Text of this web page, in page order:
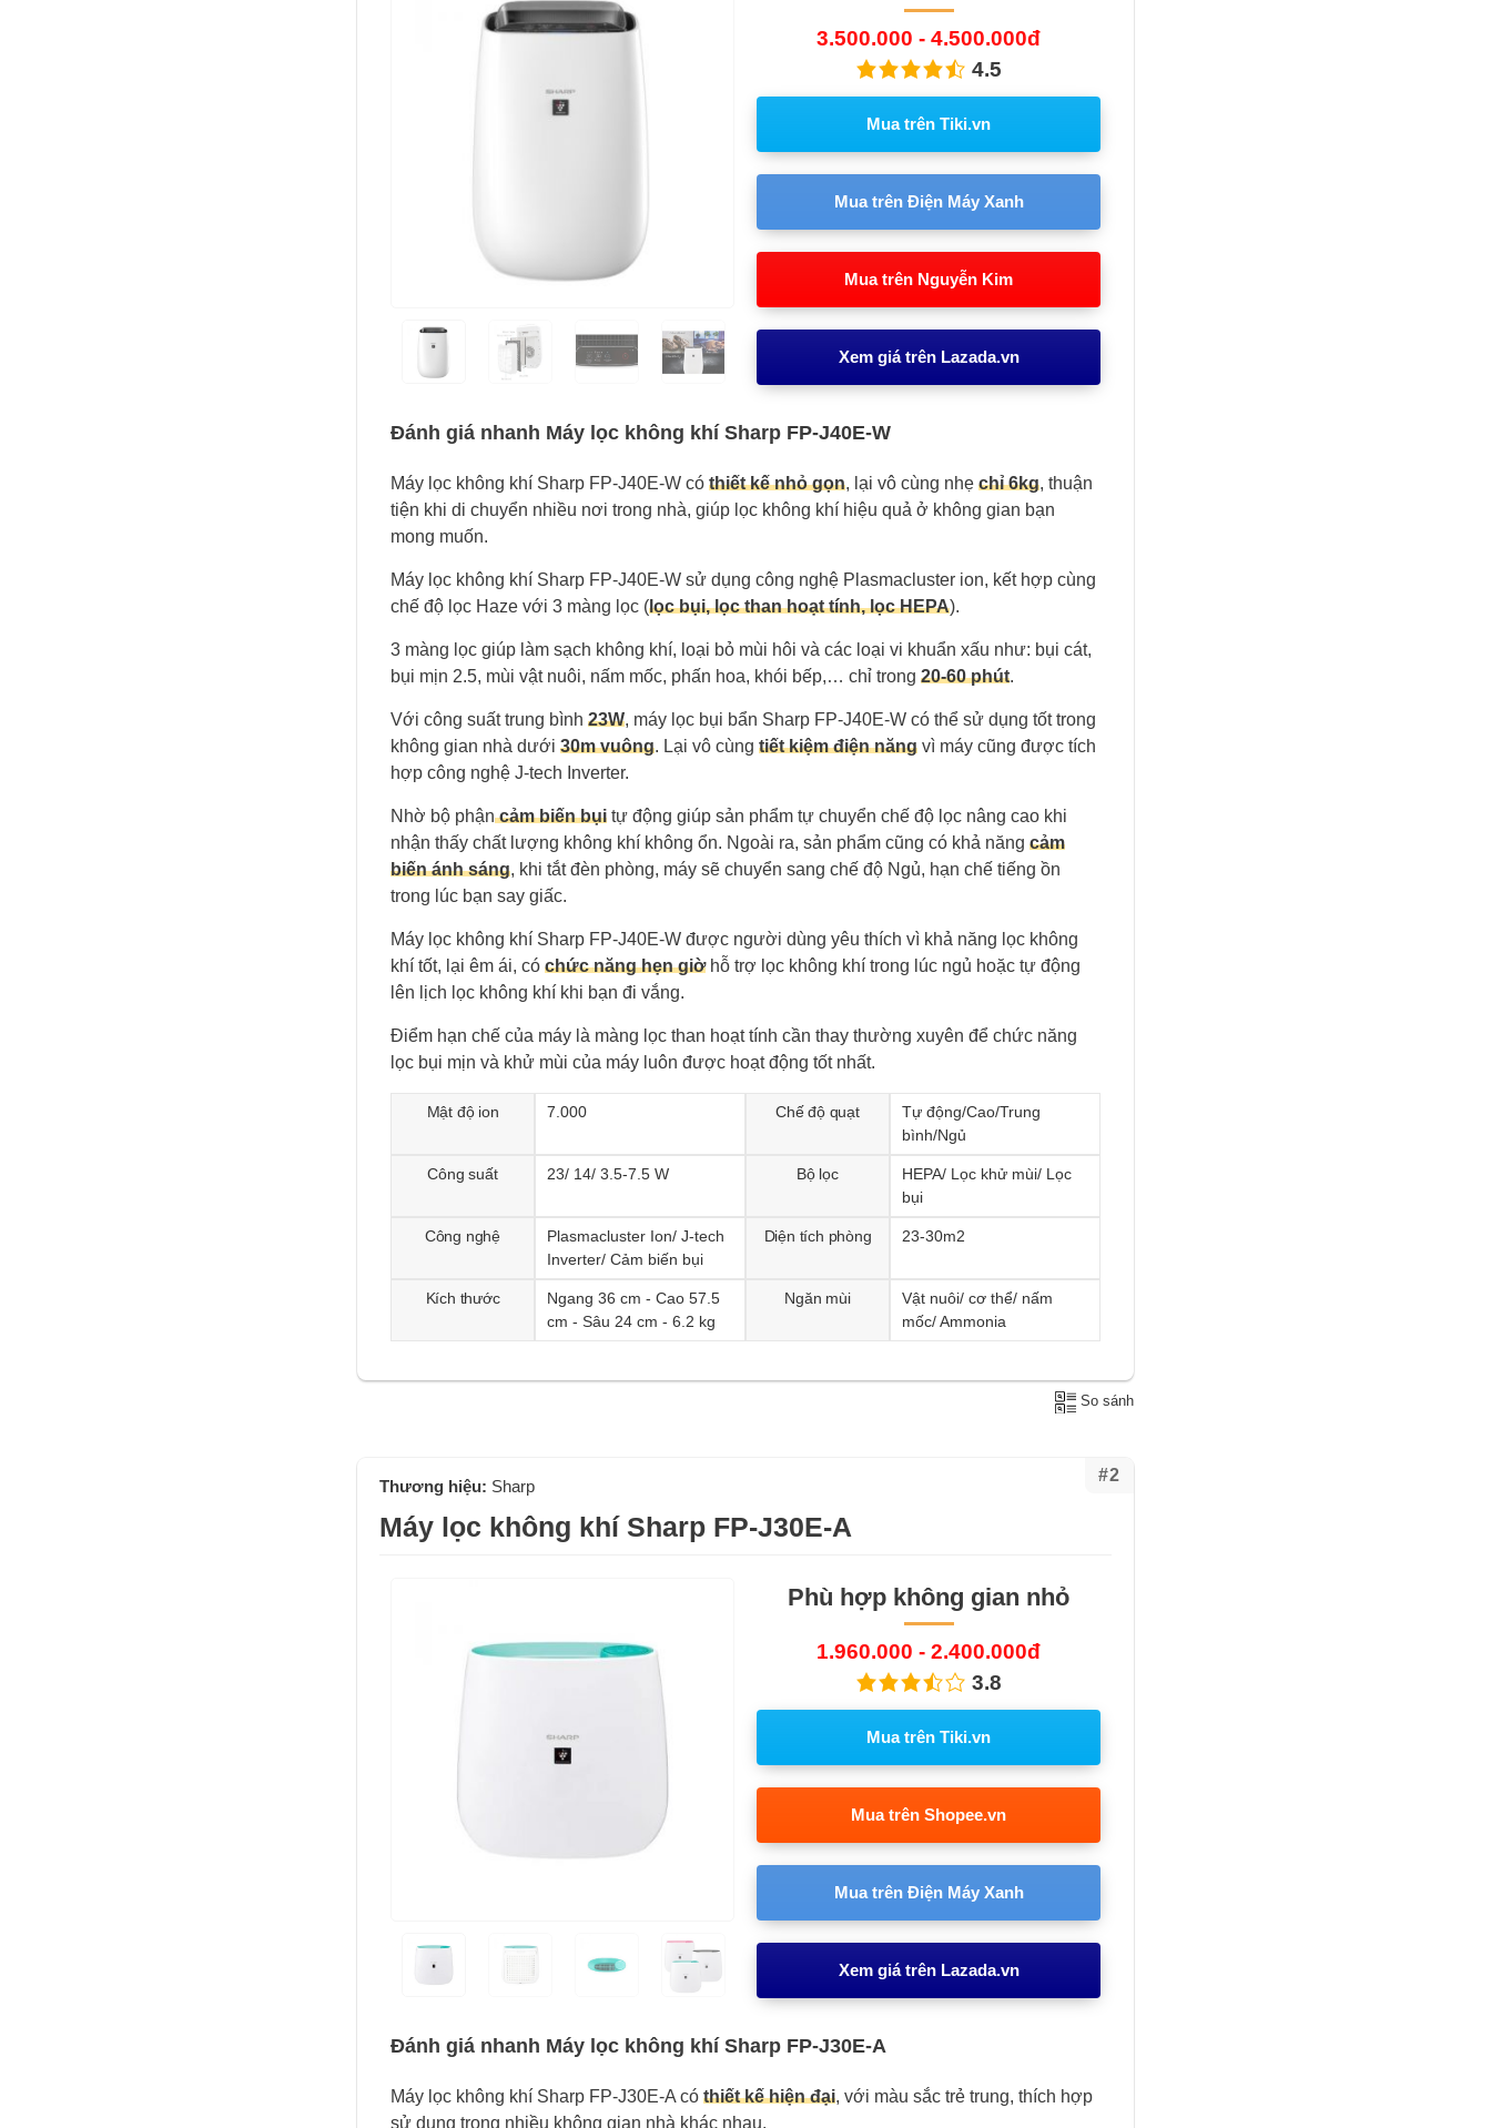
3.500.000 - 4.500.000đ
4.5
Mua trên Tiki.vn
Mua trên Điện Máy Xanh
Mua trên Nguyễn Kim
Xem giá trên Lazada.vn
Đánh giá nhanh Máy lọc không khí Sharp FP-J40E-W
Máy lọc không khí Sharp FP-J40E-W có thiết kế nhỏ gọn, lại vô cùng nhẹ chỉ 6kg, thuận
tiện khi di chuyển nhiều nơi trong nhà, giúp lọc không khí hiệu quả ở không gian bạn
mong muốn.
Máy lọc không khí Sharp FP-J40E-W sử dụng công nghệ Plasmacluster ion, kết hợp cùng
chế độ lọc Haze với 3 màng lọc (lọc bụi, lọc than hoạt tính, lọc HEPA).
3 màng lọc giúp làm sạch không khí, loại bỏ mùi hôi và các loại vi khuẩn xấu như: bụi cát,
bụi mịn 2.5, mùi vật nuôi, nấm mốc, phấn hoa, khói bếp,… chỉ trong 20-60 phút.
Với công suất trung bình 23W, máy lọc bụi bẩn Sharp FP-J40E-W có thể sử dụng tốt trong
không gian nhà dưới 30m vuông. Lại vô cùng tiết kiệm điện năng vì máy cũng được tích
hợp công nghệ J-tech Inverter.
Nhờ bộ phậncảm biến bụi tự động giúp sản phẩm tự chuyển chế độ lọc nâng cao khi
nhận thấy chất lượng không khí không ổn. Ngoài ra, sản phẩm cũng có khả năng cảm
biến ánh sáng, khi tắt đèn phòng, máy sẽ chuyển sang chế độ Ngủ, hạn chế tiếng ồn
trong lúc bạn say giấc.
Máy lọc không khí Sharp FP-J40E-W được người dùng yêu thích vì khả năng lọc không
khí tốt, lại êm ái, có chức năng hẹn giờhỗ trợ lọc không khí trong lúc ngủ hoặc tự động
lên lịch lọc không khí khi bạn đi vắng.
Điểm hạn chế của máy là màng lọc than hoạt tính cần thay thường xuyên để chức năng
lọc bụi mịn và khử mùi của máy luôn được hoạt động tốt nhất.
Mật độ ion 7.000 Chế độ quạt
Tự động/Cao/Trung
bình/Ngủ
Công suất 23/ 14/ 3.5-7.5 W Bộ lọc
HEPA/ Lọc khử mùi/ Lọc
bụi
Công nghệ
Plasmacluster Ion/ J-tech
Inverter/ Cảm biến bụi
Diện tích phòng 23-30m2
Kích thước
Ngang 36 cm - Cao 57.5
cm - Sâu 24 cm - 6.2 kg
Ngăn mùi
Vật nuôi/ cơ thể/ nấm
mốc/ Ammonia
So sánh
#2
Thương hiệu: Sharp
Máy lọc không khí Sharp FP-J30E-A
Phù hợp không gian nhỏ
1.960.000 - 2.400.000đ
3.8
Mua trên Tiki.vn
Mua trên Shopee.vn
Mua trên Điện Máy Xanh
Xem giá trên Lazada.vn
Đánh giá nhanh Máy lọc không khí Sharp FP-J30E-A
Máy lọc không khí Sharp FP-J30E-A có thiết kế hiện đại, với màu sắc trẻ trung, thích hợp
sử dụng trong nhiều không gian nhà khác nhau.